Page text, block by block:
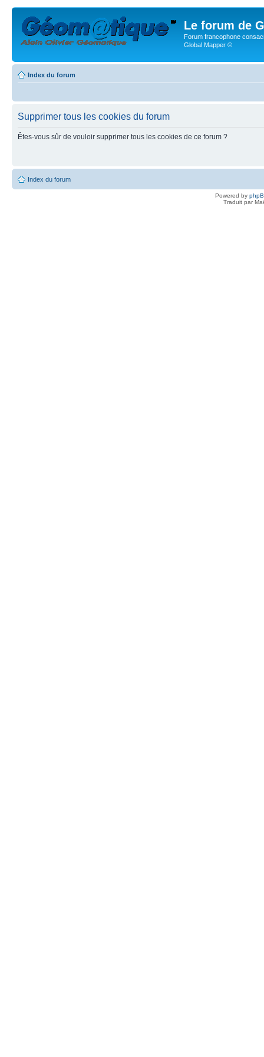
Le forum de
Forum francophone
Global Mapper ©
Index du forum
Supprimer tous les cookies du forum
Êtes-vous sûr de vouloir supprimer tous les cookies de ce forum ?
Index du forum
Powered by
Traduit par